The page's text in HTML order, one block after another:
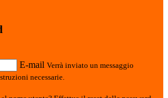
E-mail Verrà inviato un messaggio
necessarie.